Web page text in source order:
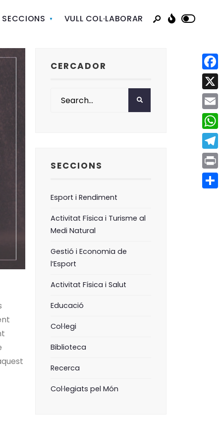
SECCIONS VULL COL·LABORAR
CERCADOR
SECCIONS
Esport i Rendiment
Activitat Física i Turisme al
Medi Natural
Gestió i Economia de
l’Esport
Activitat Física i Salut
Educació
Col·legi
Biblioteca
Recerca
Col·legiats pel Món
X
Print